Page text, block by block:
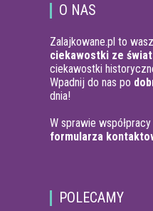
O NAS
Zalajkowane.pl to
ciekawostki ze
ciekawostki
Wpadnij do nas po
dnia!
W sprawie
formularza
POLECAMY